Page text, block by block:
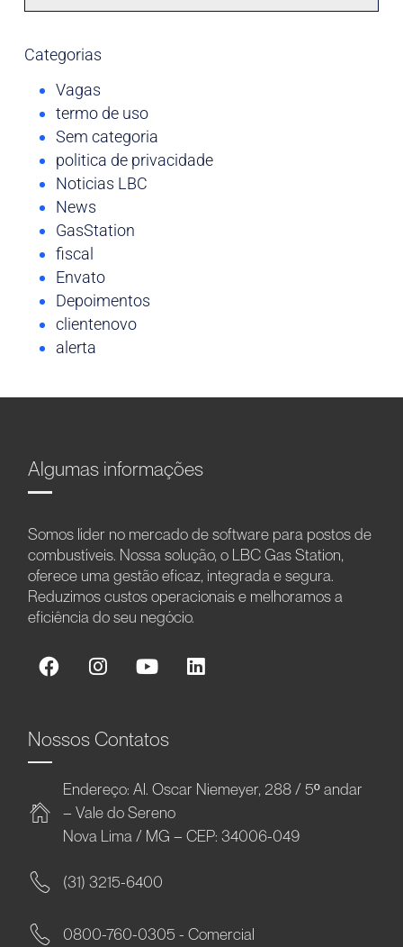
Categorias
Vagas
termo de uso
Sem categoria
politica de privacidade
Noticias LBC
News
GasStation
fiscal
Envato
Depoimentos
clientenovo
alerta
Algumas informações
Somos líder no mercado de software para postos de
combustíveis. Nossa solução, o LBC Gas Station,
oferece uma gestão eficaz, integrada e segura.
Reduzimos custos operacionais e melhoramos a
eficiência do seu negócio.
Nossos Contatos
Endereço: Al. Oscar Niemeyer, 288 / 5º andar
– Vale do Sereno
Nova Lima / MG – CEP: 34006-049
(31) 3215-6400
0800-760-0305 - Comercial